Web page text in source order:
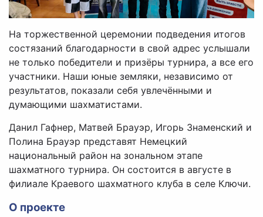
На торжественной церемонии подведения итогов
состязаний благодарности в свой адрес услышали
не только победители и призёры турнира, а все его
участники. Наши юные земляки, независимо от
результатов, показали себя увлечёнными и
думающими шахматистами.
Данил Гафнер, Матвей Брауэр, Игорь Знаменский и
Полина Брауэр представят Немецкий
национальный район на зональном этапе
шахматного турнира. Он состоится в августе в
филиале Краевого шахматного клуба в селе Ключи.
О проекте